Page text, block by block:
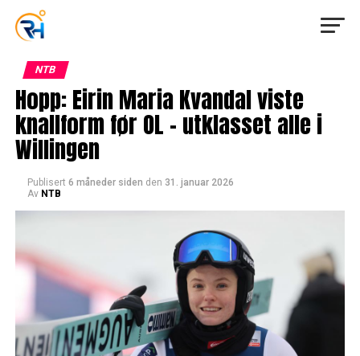
NTB
Hopp: Eirin Maria Kvandal viste
knallform før OL – utklasset alle i
Willingen
Publisert 6 måneder siden den 31. januar 2026
Av NTB